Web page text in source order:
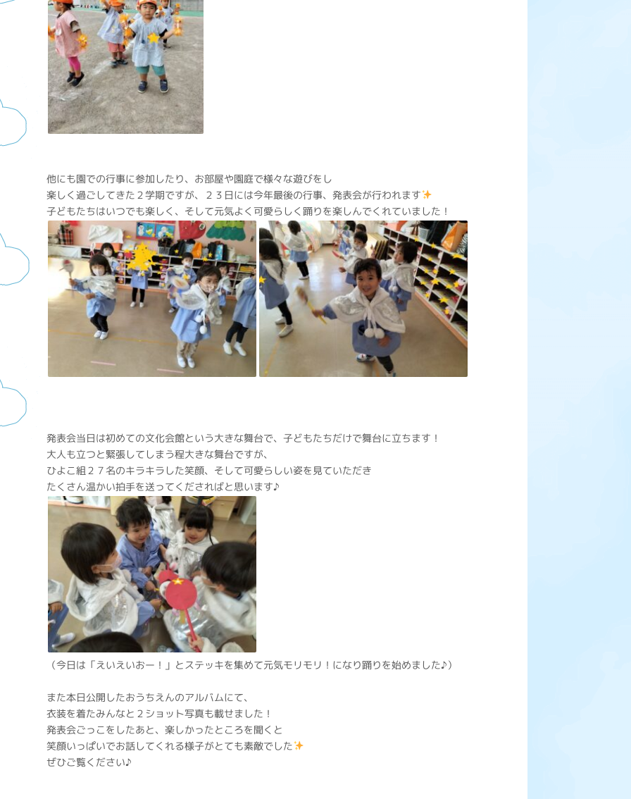
他にも園での行事に参加したり、お部屋や園庭で様々な遊びをし
楽しく過ごしてきた２学期ですが、２３日には今年最後の行事、発表会が行われます
子どもたちはいつでも楽しく、そして元気よく可愛らしく踊りを楽しんでくれていました！
発表会当日は初めての文化会館という大きな舞台で、子どもたちだけで舞台に立ちます！
大人も立つと緊張してしまう程大きな舞台ですが、
ひよこ組２７名のキラキラした笑顔、そして可愛らしい姿を見ていただき
たくさん温かい拍手を送ってくださればと思います♪
（今日は「えいえいおー！」とステッキを集めて元気モリモリ！になり踊りを始めました♪）
また本日公開したおうちえんのアルバムにて、
衣装を着たみんなと２ショット写真も載せました！
発表会ごっこをしたあと、楽しかったところを聞くと
笑顔いっぱいでお話してくれる様子がとても素敵でした
ぜひご覧ください♪